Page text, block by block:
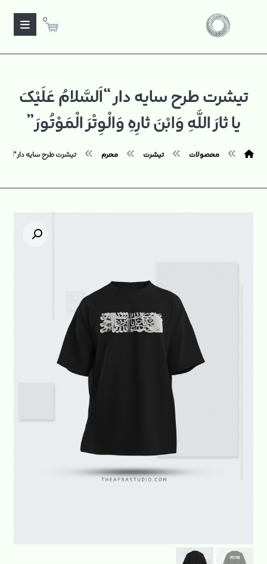
0
تیشرت طرح سایه دار “اَلسَّلامُ عَلَیْکَ
یا ثارَ اللَّهِ وَابْنَ ثارِهِ وَالْوِتْرَ الْمَوْتُورَ”
محصولات تیشرت محرم تیشرت طرح سایه دار